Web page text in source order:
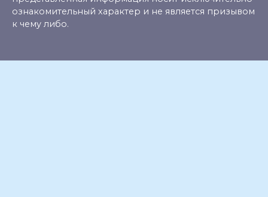
ознакомительный характер и не является призывом
к чему либо.